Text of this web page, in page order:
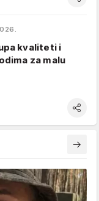
kvaliteti i
za malu